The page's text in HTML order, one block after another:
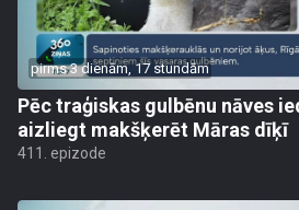
pirms 3 dienām, 17 stundām
Pēc traģiskas gulbēnu nāves
aizliegt makšķerēt Māras dīķī
411. epizode